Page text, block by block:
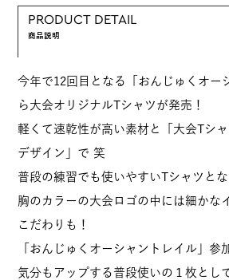
PRODUCT DETAIL
商品説明
今年で12回目となる「おんじゅくオー
ら大会オリジナルTシャツが発売！
軽くて速乾性が高い素材と「大会Tシ
デザイン」で 笑
普段の練習でも使いやすいTシャツとな
胸のカラーの大会ロゴの中には細かな
こだわりも！
「おんじゅくオーシャントレイル」参
気分もアップする普段使いの１枚とし